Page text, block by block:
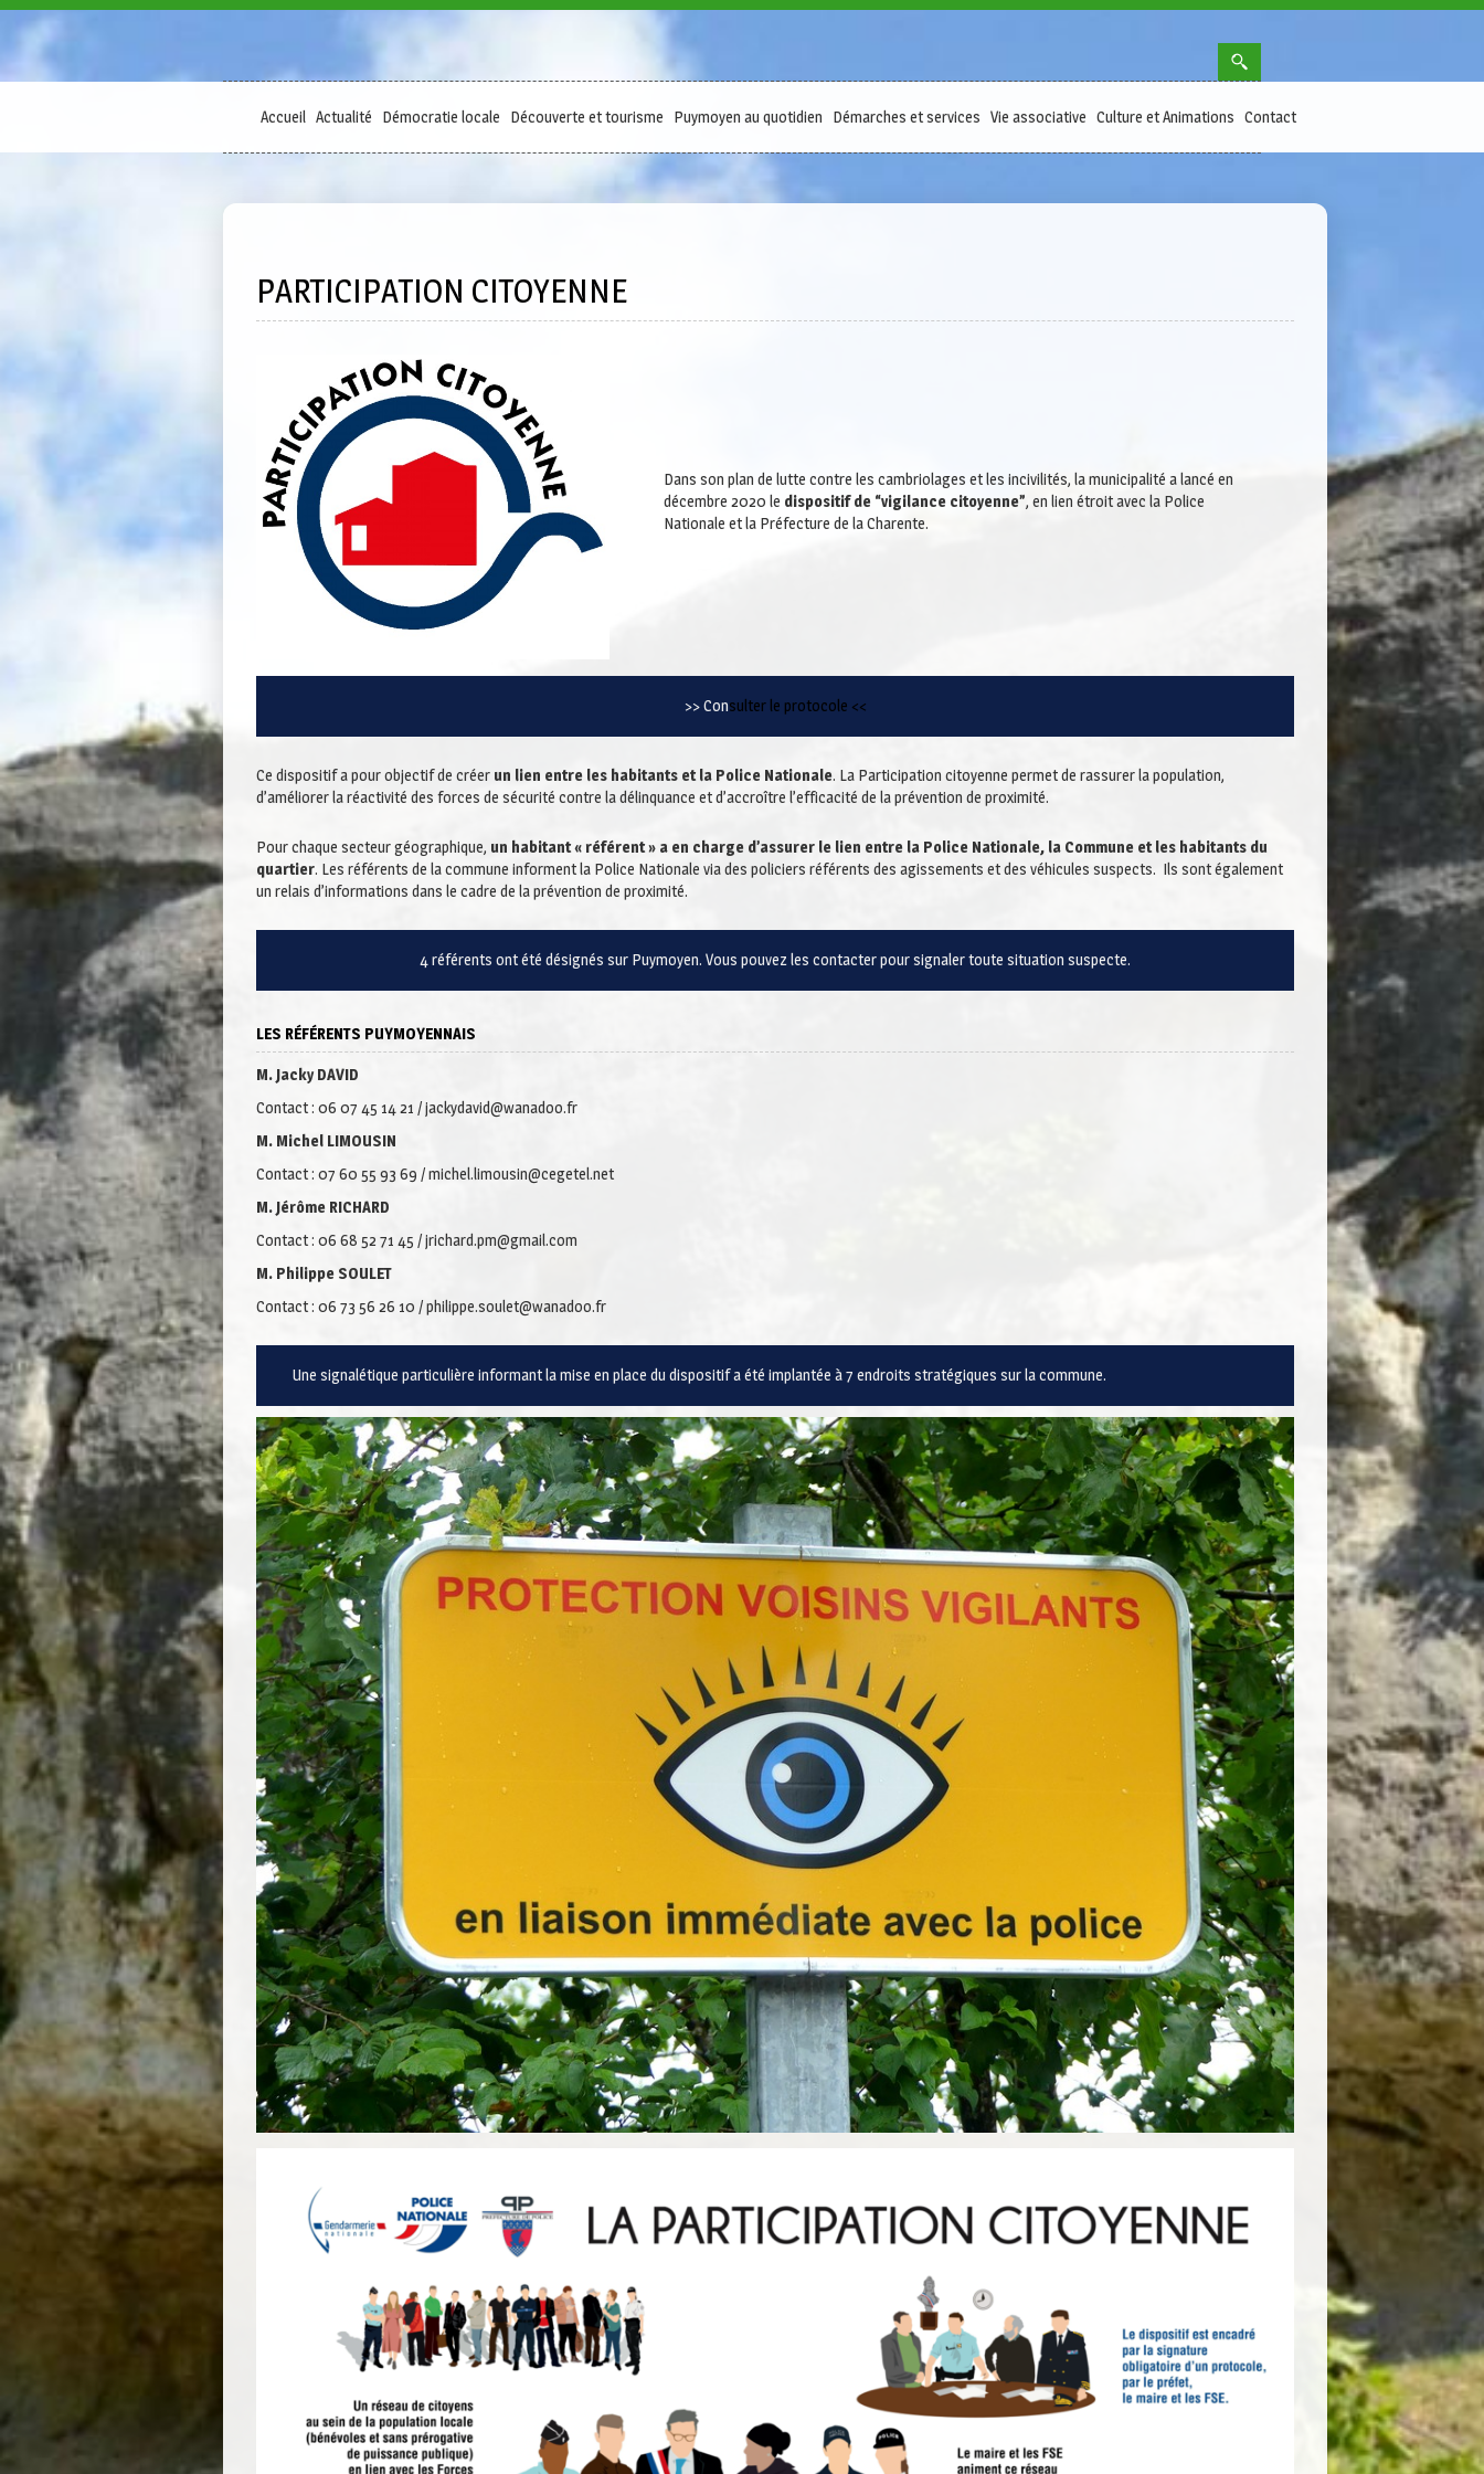
Accueil Actualité Démocratie locale Découverte et tourisme Puymoyen au quotidien Démarches et services Vie associative Culture et Animations Contact
PARTICIPATION CITOYENNE
Dans son plan de lutte contre les cambriolages et les incivilités, la municipalité a lancé en
décembre 2020 le dispositif de “vigilance citoyenne”, en lien étroit avec la Police
Nationale et la Préfecture de la Charente.
>> Consulter le protocole <<
Ce dispositif a pour objectif de créer un lien entre les habitants et la Police Nationale. La Participation citoyenne permet de rassurer la population,
d’améliorer la réactivité des forces de sécurité contre la délinquance et d’accroître l’efficacité de la prévention de proximité.
Pour chaque secteur géographique, un habitant « référent » a en charge d’assurer le lien entre la Police Nationale, la Commune et les habitants du
quartier. Les référents de la commune informent la Police Nationale via des policiers référents des agissements et des véhicules suspects. Ils sont également
un relais d’informations dans le cadre de la prévention de proximité.
4 référents ont été désignés sur Puymoyen. Vous pouvez les contacter pour signaler toute situation suspecte.
LES RÉFÉRENTS PUYMOYENNAIS
M. Jacky DAVID
Contact : 06 07 45 14 21 / jackydavid@wanadoo.fr
M. Michel LIMOUSIN
Contact : 07 60 55 93 69 / michel.limousin@cegetel.net
M. Jérôme RICHARD
Contact : 06 68 52 71 45 / jrichard.pm@gmail.com
M. Philippe SOULET
Contact : 06 73 56 26 10 / philippe.soulet@wanadoo.fr
Une signalétique particulière informant la mise en place du dispositif a été implantée à 7 endroits stratégiques sur la commune.